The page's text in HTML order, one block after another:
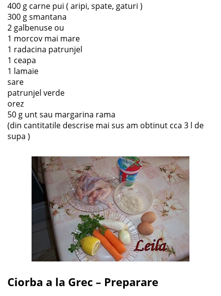
400 g carne pui ( aripi, spate, gaturi )
300 g smantana
2 galbenuse ou
1 morcov mai mare
1 radacina patrunjel
1 ceapa
1 lamaie
sare
patrunjel verde
orez
50 g unt sau margarina rama
(din cantitatile descrise mai sus am obtinut cca 3 l de
supa )
Ciorba a la Grec – Preparare